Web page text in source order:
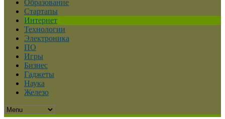
Образование
Стартапы
Интернет
Технологии
Электроника
ПО
Игры
Бизнес
Гаджеты
Наука
Железо